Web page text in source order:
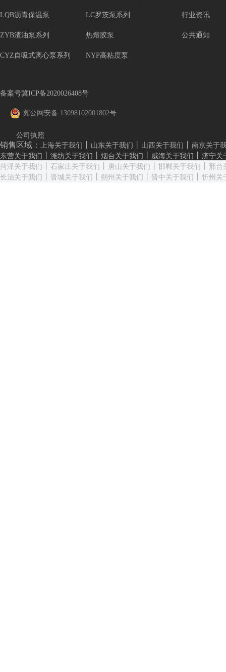
LQB沥青保温泵 LC罗茨泵系列
ZYB渣油泵系列 热熔胶泵
CYZ自吸式离心泵系列 NYP高粘度泵
备案号冀ICP备2020026408号
冀公网安备 13098102001802号
公司执照
行业资讯
公共通知
销售区域： 上海关于我们 山东关于我们 山西关于我们
南京关于
东营关于我们
潍坊关于我们 烟台关于我们 威海关于我们
济宁关
菏泽关于我们
石家庄关于我们 唐山关于我们 邯郸关于我们
邢台
长治关于我们
晋城关于我们 朔州关于我们 晋中关于我们 忻州关